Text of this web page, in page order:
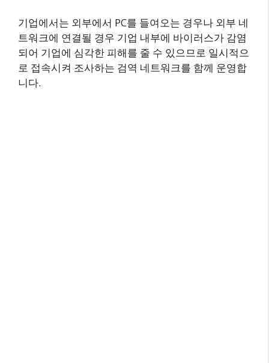
기업에서는 외부에서 PC를 들여오는 경우나 외부 네
트워크에 연결될 경우 기업 내부에 바이러스가 감염
되어 기업에 심각한 피해를 줄 수 있으므로 일시적으
로 접속시켜 조사하는 검역 네트워크를 함께 운영합
니다.